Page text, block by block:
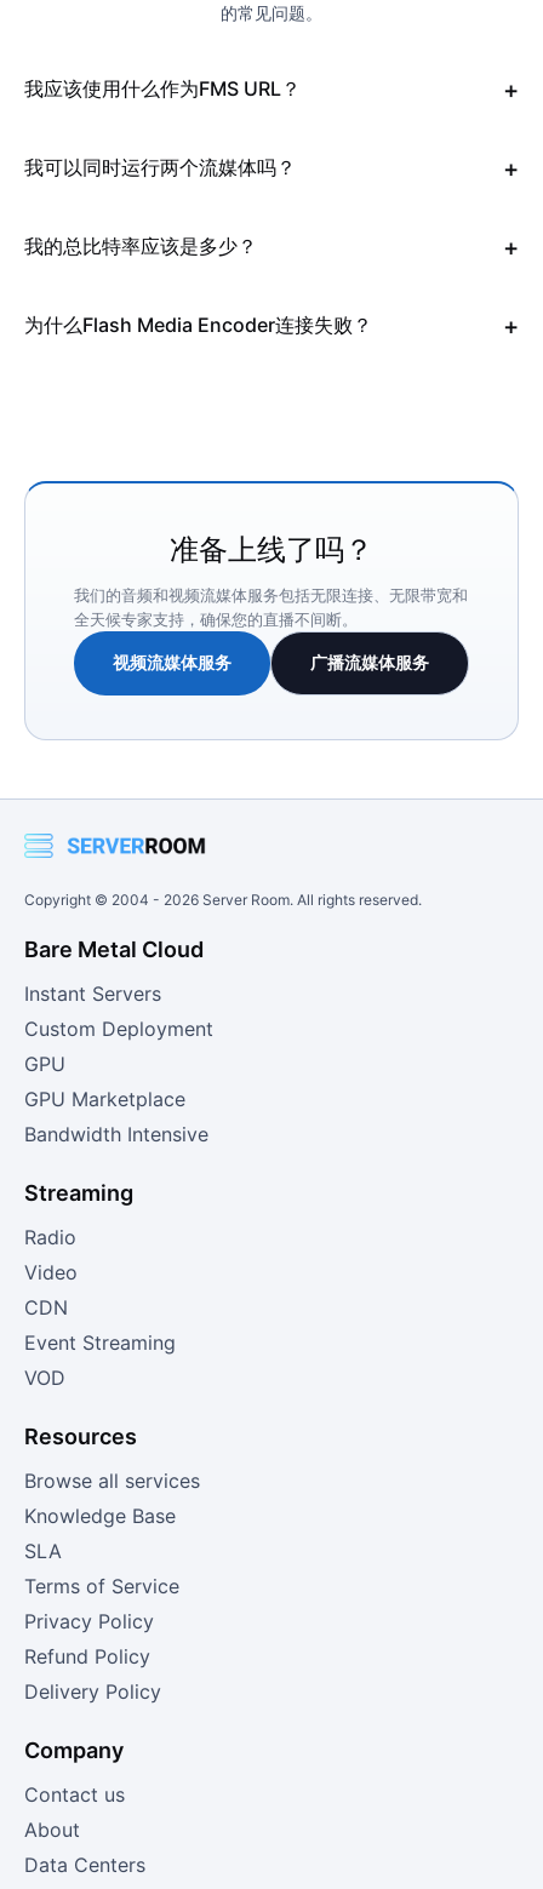
的常见问题。
我应该使用什么作为FMS URL？
我可以同时运行两个流媒体吗？
我的总比特率应该是多少？
为什么Flash Media Encoder连接失败？
准备上线了吗？
我们的音频和视频流媒体服务包括无限连接、无限带宽和
全天候专家支持，确保您的直播不间断。
视频流媒体服务 广播流媒体服务
Copyright © 2004 - 2026 Server Room. All rights reserved.
Bare Metal Cloud
Instant Servers
Custom Deployment
GPU
GPU Marketplace
Bandwidth Intensive
Streaming
Radio
Video
CDN
Event Streaming
VOD
Resources
Browse all services
Knowledge Base
SLA
Terms of Service
Privacy Policy
Refund Policy
Delivery Policy
Company
Contact us
About
Data Centers